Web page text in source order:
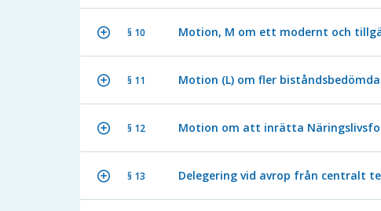
§ 10 Motion, M om ett modernt och
§ 11 Motion (L) om fler
§ 12 Motion om att inrätta
§ 13 Delegering vid avrop från centralt